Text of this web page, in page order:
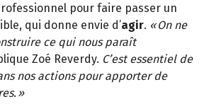
pour faire passer un
qui donne envie d’agir. « On ne
ce qui nous paraît
Zoé Reverdy. C’est essentiel de
nos actions pour apporter de
»